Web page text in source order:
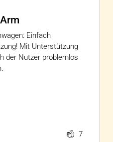
Einfach
Mit Unterstützung
der Nutzer problemlos
7